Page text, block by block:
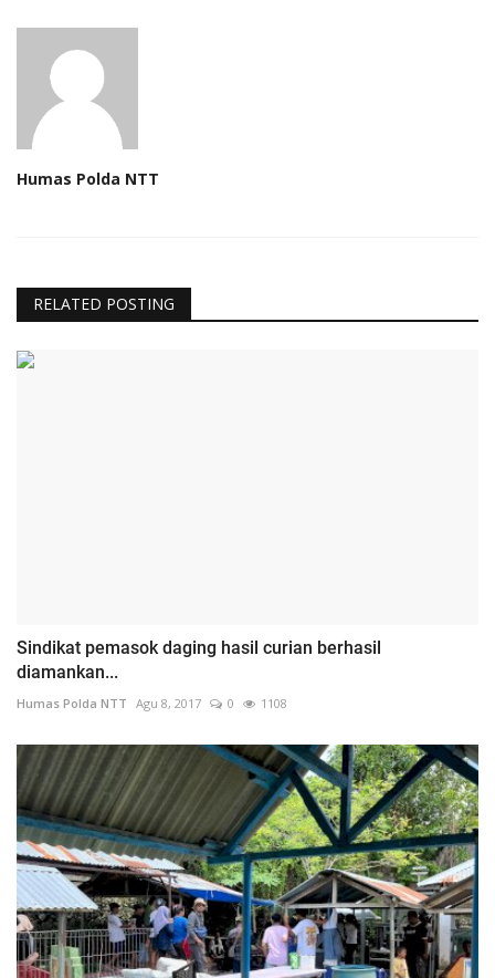
Humas Polda NTT
RELATED POSTING
Sindikat pemasok daging hasil curian berhasil
diamankan...
Humas Polda NTT Agu 8, 2017 0 1108